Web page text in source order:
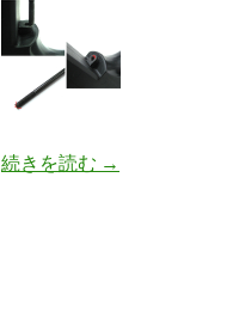
続きを読む アルタモント
→